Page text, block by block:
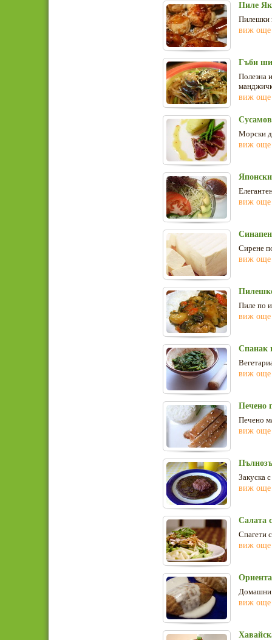
Пиле
Пилешки
виж още
Гъби
Полезна
виж още
Морски
виж още
Японски
виж още
Сирене
виж още
Пиле по
виж още
Спанак
виж още
Печено
Печено
виж още
Закуска
виж още
Салата
Спагети
виж още
Домашни
виж още